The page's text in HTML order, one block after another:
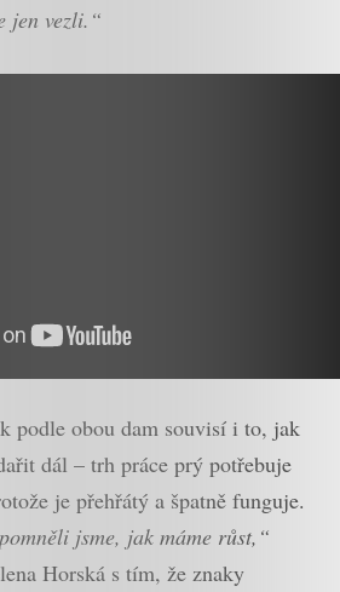
jen vezli.“
podle obou dam souvisí i to, jak
dál – trh práce prý potřebuje
je přehřátý a špatně funguje.
jsme, jak máme růst,“
Horská s tím, že znaky